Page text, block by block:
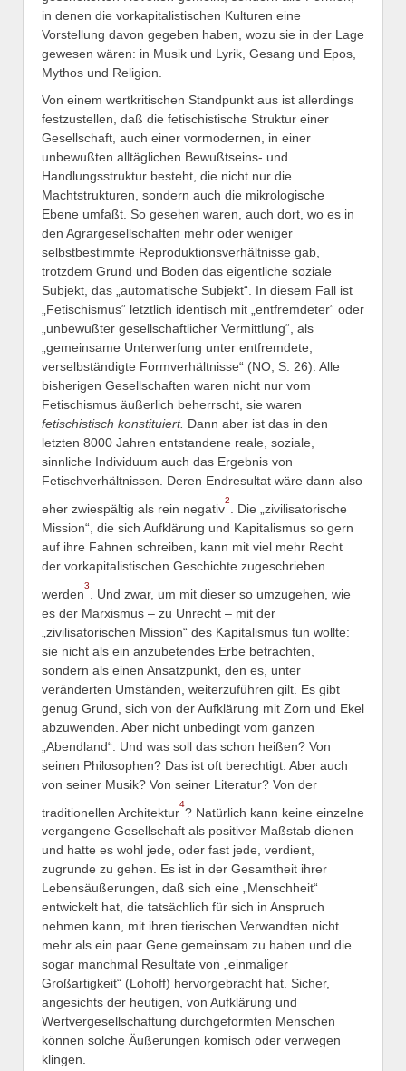
in denen die vorkapitalistischen Kulturen eine
Vorstellung davon gegeben haben, wozu sie in der Lage
gewesen wären: in Musik und Lyrik, Gesang und Epos,
Mythos und Religion.
Von einem wertkritischen Standpunkt aus ist allerdings
festzustellen, daß die fetischistische Struktur einer
Gesellschaft, auch einer vormodernen, in einer
unbewußten alltäglichen Bewußtseins- und
Handlungsstruktur besteht, die nicht nur die
Machtstrukturen, sondern auch die mikrologische
Ebene umfaßt. So gesehen waren, auch dort, wo es in
den Agrargesellschaften mehr oder weniger
selbstbestimmte Reproduktionsverhältnisse gab,
trotzdem Grund und Boden das eigentliche soziale
Subjekt, das „automatische Subjekt“. In diesem Fall ist
„Fetischismus“ letztlich identisch mit „entfremdeter“ oder
„unbewußter gesellschaftlicher Vermittlung“, als
„gemeinsame Unterwerfung unter entfremdete,
verselbständigte Formverhältnisse“ (NO, S. 26). Alle
bisherigen Gesellschaften waren nicht nur vom
Fetischismus äußerlich beherrscht, sie waren
fetischistisch konstituiert. Dann aber ist das in den
letzten 8000 Jahren entstandene reale, soziale,
sinnliche Individuum auch das Ergebnis von
Fetischverhältnissen. Deren Endresultat wäre dann also
eher zwiespältig als rein negativ
2
. Die „zivilisatorische
Mission“, die sich Aufklärung und Kapitalismus so gern
auf ihre Fahnen schreiben, kann mit viel mehr Recht
der vorkapitalistischen Geschichte zugeschrieben
werden
3
. Und zwar, um mit dieser so umzugehen, wie
es der Marxismus – zu Unrecht – mit der
„zivilisatorischen Mission“ des Kapitalismus tun wollte:
sie nicht als ein anzubetendes Erbe betrachten,
sondern als einen Ansatzpunkt, den es, unter
veränderten Umständen, weiterzuführen gilt. Es gibt
genug Grund, sich von der Aufklärung mit Zorn und Ekel
abzuwenden. Aber nicht unbedingt vom ganzen
„Abendland“. Und was soll das schon heißen? Von
seinen Philosophen? Das ist oft berechtigt. Aber auch
von seiner Musik? Von seiner Literatur? Von der
traditionellen Architektur
4
? Natürlich kann keine einzelne
vergangene Gesellschaft als positiver Maßstab dienen
und hatte es wohl jede, oder fast jede, verdient,
zugrunde zu gehen. Es ist in der Gesamtheit ihrer
Lebensäußerungen, daß sich eine „Menschheit“
entwickelt hat, die tatsächlich für sich in Anspruch
nehmen kann, mit ihren tierischen Verwandten nicht
mehr als ein paar Gene gemeinsam zu haben und die
sogar manchmal Resultate von „einmaliger
Großartigkeit“ (Lohoff) hervorgebracht hat. Sicher,
angesichts der heutigen, von Aufklärung und
Wertvergesellschaftung durchgeformten Menschen
können solche Äußerungen komisch oder verwegen
klingen.